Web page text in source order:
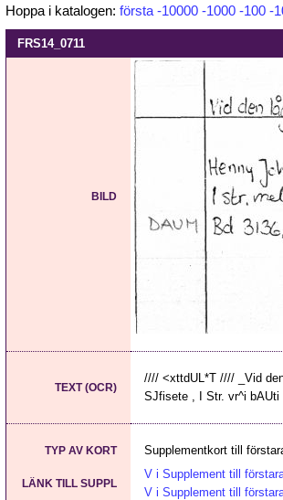
Hoppa i katalogen: första -10000 -1000 -100 -
FRS14_0711
BILD
TEXT (OCR)
//// <xttdUL*T //// _Vid
SJfisete , I Str. vr^i
TYP AV KORT Supplementkort till
LÄNK TILL SUPPL
V i Supplement till
V i Supplement till